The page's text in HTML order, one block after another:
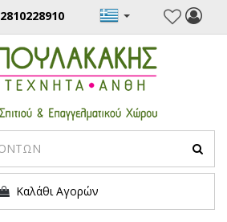
2810228910
Καλάθι Αγορών